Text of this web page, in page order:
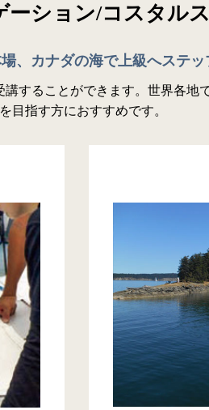
ーション/コスタル
、カナダの海で上級へステッ
することができます。世界各地
目指す方におすすめです。